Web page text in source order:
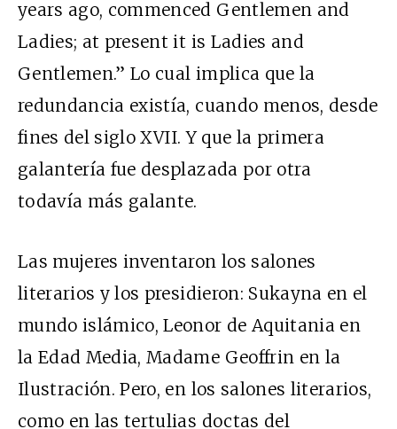
years ago, commenced Gentlemen and
Ladies; at present it is Ladies and
Gentlemen.” Lo cual implica que la
redundancia existía, cuando menos, desde
fines del sigloXVII. Y que la primera
galantería fue desplazada por otra
todavía más galante.
Las mujeres inventaron los salones
literarios y los presidieron: Sukayna en el
mundo islámico, Leonor de Aquitania en
la Edad Media, Madame Geoffrin en la
Ilustración. Pero, en los salones literarios,
como en las tertulias doctas del